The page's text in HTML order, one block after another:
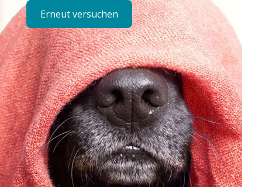
Erneut versuchen